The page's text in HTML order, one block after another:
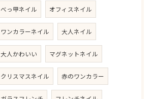
べっ甲ネイル オフィスネイル
ワンカラーネイル 大人ネイル
大人かわいい マグネットネイル
クリスマスネイル 赤のワンカラー
ご予約はこちら